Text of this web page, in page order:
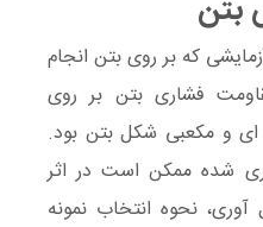
بتن
که بر روی بتن انجام
فشاری بتن بر روی
ای و مکعبی شکل بتن بود.
شده ممکن است در اثر
آوری، نحوه انتخاب نمونه